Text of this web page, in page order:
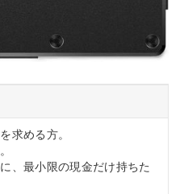
求める方。
、最小限の現金だけ持ちた